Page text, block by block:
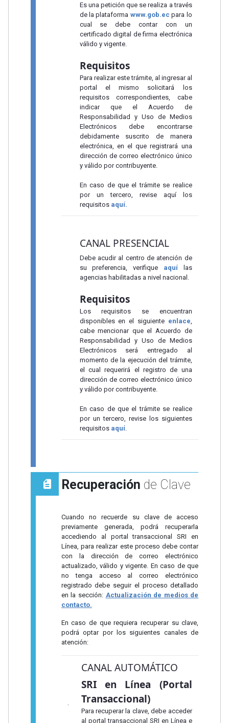
Es una petición que se realiza a través
de la plataforma www.gob.ec para lo
cual se debe contar con un
certificado digital de firma electrónica
válido y vigente.
Requisitos
Para realizar este trámite, al ingresar al
portal el mismo solicitará los
requisitos correspondientes, cabe
indicar que el Acuerdo de
Responsabilidad y Uso de Medios
Electrónicos debe encontrarse
debidamente suscrito de manera
electrónica, en el que registrará una
dirección de correo electrónico único
y válido por contribuyente.
En caso de que el trámite se realice
por un tercero, revise aquí los
requisitos aquí.
CANAL PRESENCIAL
Debe acudir al centro de atención de
su preferencia, verifique aquí las
agencias habilitadas a nivel nacional.
Requisitos
Los requisitos se encuentran
disponibles en el siguiente enlace
cabe mencionar que el Acuerdo de
Responsabilidad y Uso de Medios
Electrónicos será entregado al
momento de la ejecución del trámite,
el cual requerirá el registro de una
dirección de correo electrónico único
y válido por contribuyente.
En caso de que el trámite se realice
por un tercero, revise los siguientes
requisitos aquí.
Recuperación de Clave
Cuando no recuerde su clave de acceso
previamente generada, podrá recuperarla
accediendo al portal transaccional SRI en
Línea, para realizar este proceso debe contar
con la dirección de correo electrónico
actualizado, válido y vigente. En caso de que
no tenga acceso al correo electrónico
registrado debe seguir el proceso detallado
en la sección: Actualización de medios de
contacto.
En caso de que requiera recuperar su clave,
podrá optar por los siguientes canales de
atención:
CANAL AUTOMÁTICO
SRI en Línea (Portal
Transaccional)
Para recuperar la clave, debe acceder
al portal transaccional SRI en Línea e